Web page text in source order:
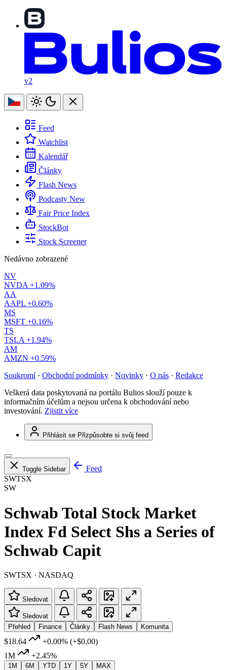
v2
Feed
Watchlist
Kalendář
Články
Flash News
Podcasty New
Fair Price Index
StockBot
Stock Screener
Nedávno zobrazené
NV
NVDA +1.09%
AA
AAPL +0.60%
MS
MSFT +0.16%
TS
TSLA +1.94%
AM
AMZN +0.59%
Soukromí · Obchodní podmínky · Novinky · O nás · Redakce
Veškerá data poskytovaná na portálu Bulios slouží pouze k
informačním účelům a nejsou určena k obchodování nebo
investování. Zjistit více
Přihlásit se Přizpůsobte si svůj feed
Toggle Sidebar
Feed
SWTSX
SW
Schwab Total Stock Market
Index Fd Select Shs a Series of
Schwab Capit
SWTSX · NASDAQ
Sledovat
Sledovat
Přehled
Finance Články Flash News Komunita
$18.64 +0.00% (+$0.00)
1M
+2.45%
1M 6M YTD 1Y 5Y MAX